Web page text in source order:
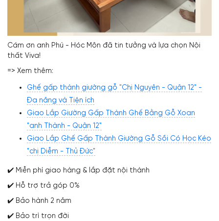
Cám ơn anh Phú - Hóc Môn đã tin tưởng và lựa chọn Nội
thất Viva!
=> Xem thêm:
Ghế gấp thành giường gỗ "Chị Nguyên - Quận 12" -
Đa năng và Tiện ích
Giao Lắp Giường Gấp Thành Ghế Bằng Gỗ Xoan
"anh Thành - Quận 12"
Giao Lắp Ghế Gấp Thành Giường Gỗ Sồi Có Học Kéo
"chị Diễm - Thủ Đức"
✔️ Miễn phí giao hàng & lắp đặt nội thành
✔️ Hỗ trợ trả góp 0%
✔️ Bảo hành 2 năm
✔️ Bảo trì trọn đời